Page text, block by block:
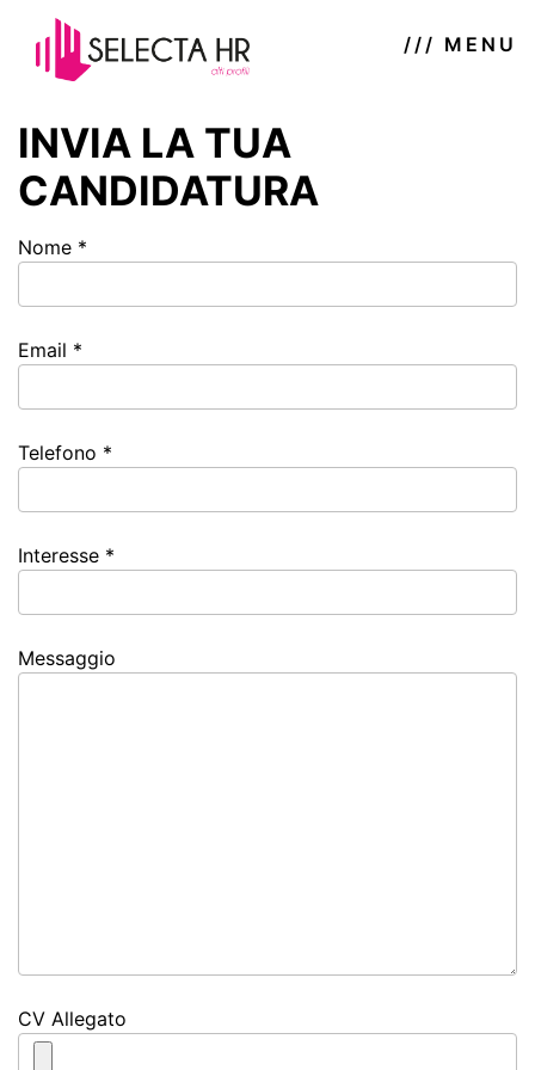
/// MENU
INVIA LA TUA
CANDIDATURA
Nome *
Email *
Telefono *
Interesse *
Messaggio
CV Allegato